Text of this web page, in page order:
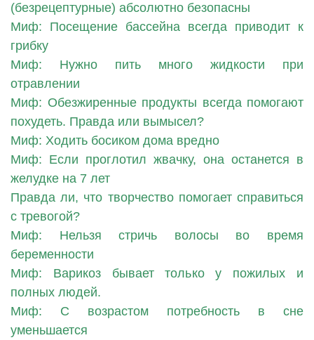
(безрецептурные) абсолютно безопасны
Миф: Посещение бассейна всегда приводит к
грибку
Миф: Нужно пить много жидкости при
отравлении
Миф: Обезжиренные продукты всегда помогают
похудеть. Правда или вымысел?
Миф: Ходить босиком дома вредно
Миф: Если проглотил жвачку, она останется в
желудке на 7 лет
Правда ли, что творчество помогает справиться
с тревогой?
Миф: Нельзя стричь волосы во время
беременности
Миф: Варикоз бывает только у пожилых и
полных людей.
Миф: С возрастом потребность в сне
уменьшается